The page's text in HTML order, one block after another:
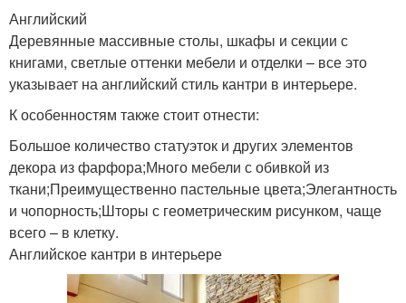
Английский
Деревянные массивные столы, шкафы и секции с
книгами, светлые оттенки мебели и отделки – все это
указывает на английский стиль кантри в интерьере.
К особенностям также стоит отнести:
Большое количество статуэток и других элементов
декора из фарфора;Много мебели с обивкой из
ткани;Преимущественно пастельные цвета;Элегантность
и чопорность;Шторы с геометрическим рисунком, чаще
всего – в клетку.
Английское кантри в интерьере